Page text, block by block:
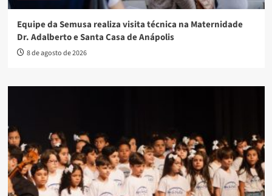
Equipe da Semusa realiza visita técnica na Maternidade
Dr. Adalberto e Santa Casa de Anápolis
8 de agosto de 2026